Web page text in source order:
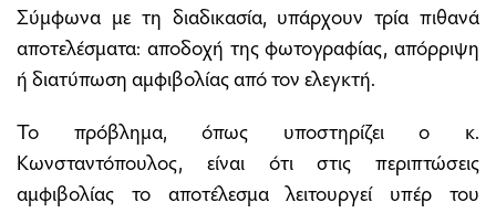
Σύμφωνα με τη διαδικασία, υπάρχουν τρία πιθανά
αποτελέσματα: αποδοχή της φωτογραφίας, απόρριψη
ή διατύπωση αμφιβολίας από τον ελεγκτή.
Το πρόβλημα, όπως υποστηρίζει ο κ.
Κωνσταντόπουλος, είναι ότι στις περιπτώσεις
αμφιβολίας το αποτέλεσμα λειτουργεί υπέρ του